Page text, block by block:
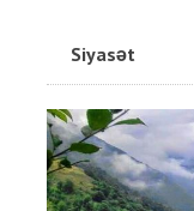
Siyasət